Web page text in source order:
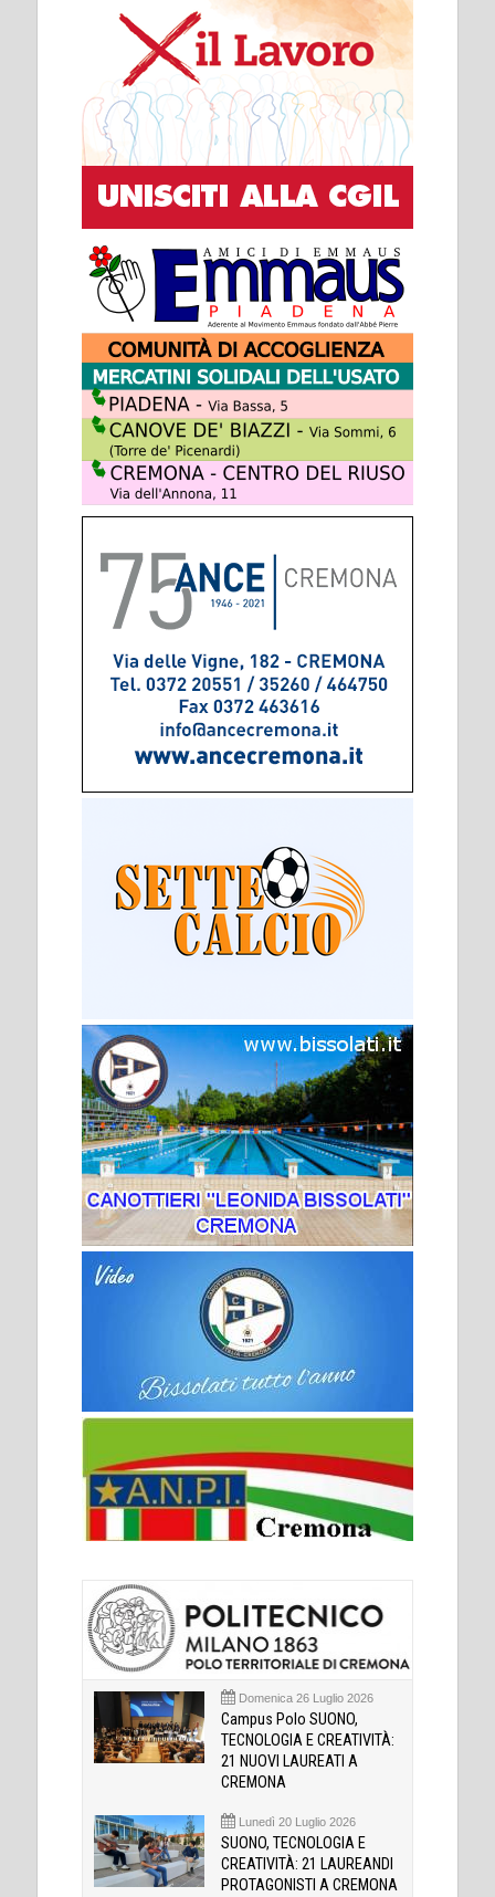
Domenica 26 Luglio 2026
Campus Polo SUONO,
TECNOLOGIA E CREATIVITÀ:
21 NUOVI LAUREATI A
CREMONA
Lunedì 20 Luglio 2026
SUONO, TECNOLOGIA E
CREATIVITÀ: 21 LAUREANDI
PROTAGONISTI A CREMONA